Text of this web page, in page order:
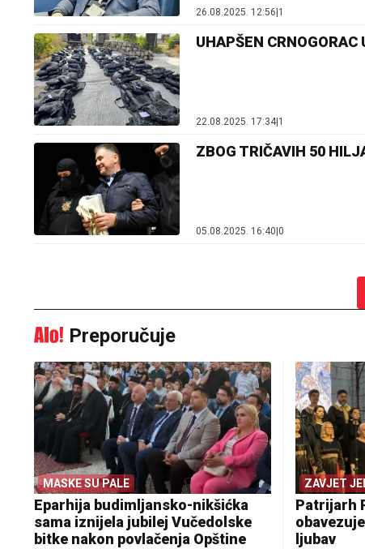
26.08.2025. 12:56 1
UHAPŠEN
22.08.2025. 17:34 1
ZBOG TRIČAVIH 50
05.08.2025. 16:40 0
Preporučuje
MASKE SU PALE
Eparhija budimljansko-nikšićka
sama iznijela jubilej Vučedolske
bitke nakon povlačenja Opštine
ZAVJET
Patrijarh
ljubav